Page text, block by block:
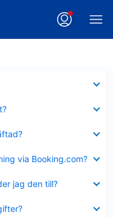
via Booking.com?
jag den till?